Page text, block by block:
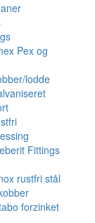
Pex og
lodde
Fittings
rustfri stål
forzinket